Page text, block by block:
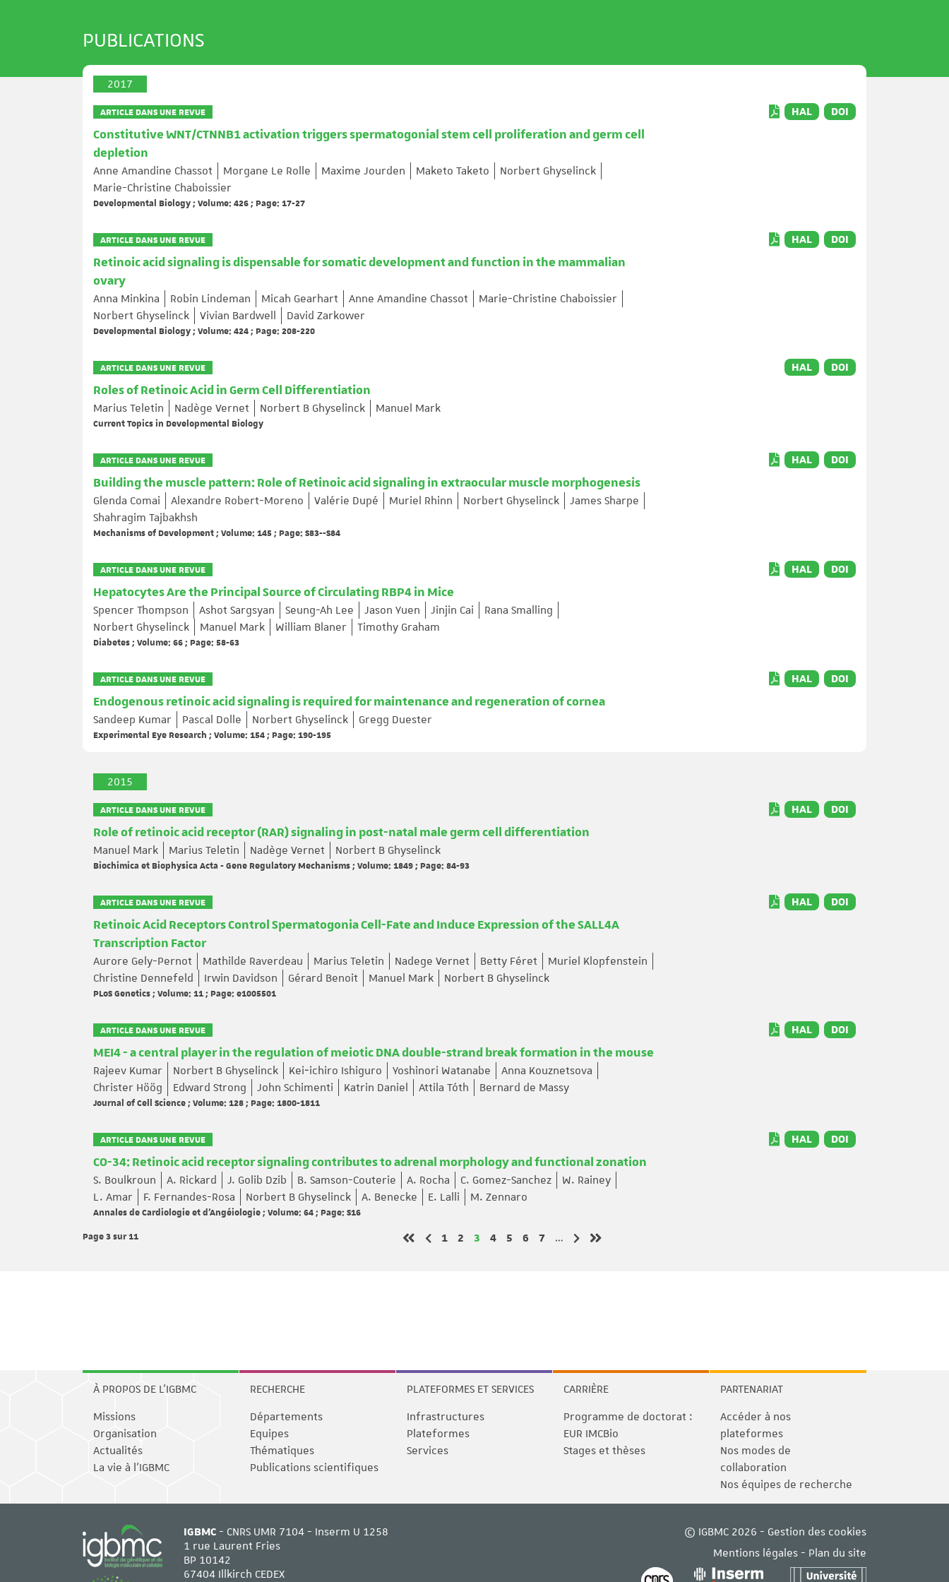
PUBLICATIONS
2017
ARTICLE DANS UNE REVUE
Constitutive WNT/CTNNB1 activation triggers spermatogonial stem cell proliferation and germ cell
depletion
Anne Amandine Chassot Morgane Le Rolle Maxime Jourden Maketo Taketo
Norbert Ghyselinck
Marie-Christine Chaboissier
Developmental Biology ; Volume: 426 ; Page: 17-27
HAL DOI
ARTICLE DANS UNE REVUE
Retinoic acid signaling is dispensable for somatic development and function in the mammalian
ovary
Anna Minkina Robin Lindeman Micah Gearhart Anne Amandine Chassot
Marie-Christine Chaboissier
Norbert Ghyselinck
Vivian Bardwell David Zarkower
Developmental Biology ; Volume: 424 ; Page: 208-220
HAL DOI
ARTICLE DANS UNE REVUE
Roles of Retinoic Acid in Germ Cell Differentiation
Marius Teletin Nadège Vernet Norbert B Ghyselinck Manuel Mark
Current Topics in Developmental Biology
HAL DOI
ARTICLE DANS UNE REVUE
Building the muscle pattern: Role of Retinoic acid signaling in extraocular muscle morphogenesis
Glenda Comai Alexandre Robert-Moreno Valérie Dupé Muriel Rhinn Norbert Ghyselinck
James Sharpe
Shahragim Tajbakhsh
Mechanisms of Development ; Volume: 145 ; Page: S83--S84
HAL DOI
ARTICLE DANS UNE REVUE
Hepatocytes Are the Principal Source of Circulating RBP4 in Mice
Spencer Thompson Ashot Sargsyan Seung-Ah Lee Jason Yuen Jinjin Cai
Rana Smalling
Norbert Ghyselinck
Manuel Mark William Blaner Timothy Graham
Diabetes ; Volume: 66 ; Page: 58-63
HAL DOI
ARTICLE DANS UNE REVUE
Endogenous retinoic acid signaling is required for maintenance and regeneration of cornea
Sandeep Kumar Pascal Dolle Norbert Ghyselinck Gregg Duester
Experimental Eye Research ; Volume: 154 ; Page: 190-195
HAL DOI
2015
ARTICLE DANS UNE REVUE
Role of retinoic acid receptor (RAR) signaling in post-natal male germ cell differentiation
Manuel Mark Marius Teletin Nadège Vernet Norbert B Ghyselinck
Biochimica et Biophysica Acta - Gene Regulatory Mechanisms ; Volume: 1849 ; Page: 84-93
HAL DOI
ARTICLE DANS UNE REVUE
Retinoic Acid Receptors Control Spermatogonia Cell-Fate and Induce Expression of the SALL4A
Transcription Factor
Aurore Gely-Pernot Mathilde Raverdeau Marius Teletin Nadege Vernet Betty Féret
Muriel Klopfenstein
Christine Dennefeld
Irwin Davidson Gérard Benoit Manuel Mark Norbert B Ghyselinck
PLoS Genetics ; Volume: 11 ; Page: e1005501
HAL DOI
ARTICLE DANS UNE REVUE
MEI4 - a central player in the regulation of meiotic DNA double-strand break formation in the mouse
Rajeev Kumar Norbert B Ghyselinck Kei‐ichiro Ishiguro Yoshinori Watanabe
Anna Kouznetsova
Christer Höög
Edward Strong John Schimenti Katrin Daniel Attila Tóth Bernard de Massy
Journal of Cell Science ; Volume: 128 ; Page: 1800-1811
HAL DOI
ARTICLE DANS UNE REVUE
CO-34: Retinoic acid receptor signaling contributes to adrenal morphology and functional zonation
S. Boulkroun A. Rickard J. Golib Dzib B. Samson-Couterie A. Rocha C. Gomez-Sanchez
W. Rainey
L. Amar
F. Fernandes-Rosa Norbert B Ghyselinck A. Benecke E. Lalli M. Zennaro
Annales de Cardiologie et d'Angéiologie ; Volume: 64 ; Page: S16
HAL DOI
Page 3sur 11 Page
1 Page
2 Page
3 Page
4 Page
5 Page
6 Page
7
…
À PROPOS DE L'IGBMC
Missions
Organisation
Actualités
La vie à l'IGBMC
RECHERCHE
Départements
Equipes
Thématiques
Publications scientifiques
PLATEFORMES ET SERVICES
Infrastructures
Plateformes
Services
CARRIÈRE
Programme de doctorat :
EUR IMCBio
Stages et thèses
PARTENARIAT
Accéder à nos
plateformes
Nos modes de
collaboration
Nos équipes de recherche
IGBMC- CNRS UMR 7104 - Inserm U 1258
1 rue Laurent Fries
BP 10142
67404 Illkirch CEDEX
© IGBMC 2026 - Gestion des cookies
Mentions légales - Plan du site